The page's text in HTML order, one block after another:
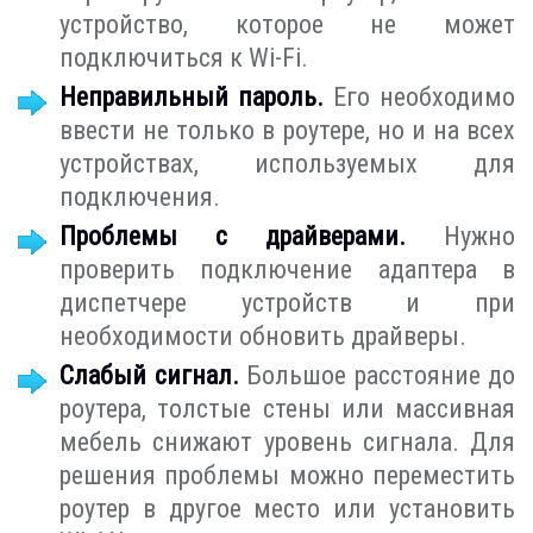
устройство, которое не может
подключиться к Wi-Fi.
Неправильный пароль. Его необходимо
ввести не только в роутере, но и на всех
устройствах, используемых для
подключения.
Проблемы с драйверами. Нужно
проверить подключение адаптера в
диспетчере устройств и при
необходимости обновить драйверы.
Слабый сигнал. Большое расстояние до
роутера, толстые стены или массивная
мебель снижают уровень сигнала. Для
решения проблемы можно переместить
роутер в другое место или установить